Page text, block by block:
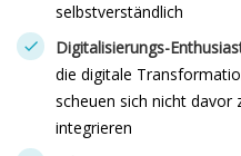
selbstverständlich
Digitalisierungs-
die digitale
scheuen sich nicht davor
integrieren